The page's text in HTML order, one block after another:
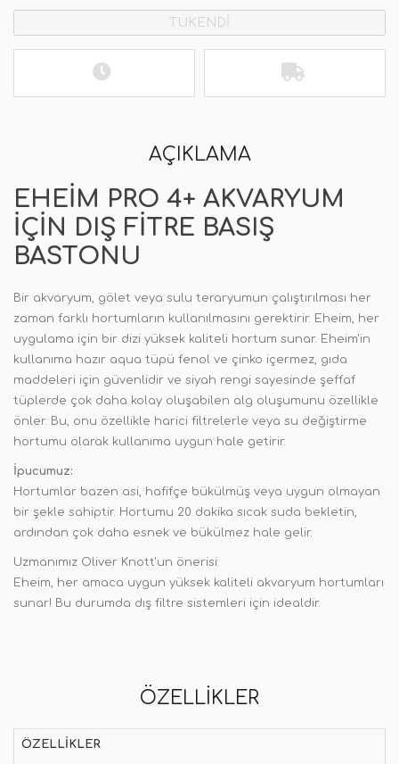
TÜKENDİ
AÇIKLAMA
EHEIM PRO 4+ AKVARYUM
IÇIN DIŞ FITRE BASIŞ
BASTONU
Bir akvaryum, gölet veya sulu teraryumun çalıştırılması her
zaman farklı hortumların kullanılmasını gerektirir. Eheim, her
uygulama için bir dizi yüksek kaliteli hortum sunar. Eheim'in
kullanıma hazır aqua tüpü fenol ve çinko içermez, gıda
maddeleri için güvenlidir ve siyah rengi sayesinde şeffaf
tüplerde çok daha kolay oluşabilen alg oluşumunu özellikle
önler. Bu, onu özellikle harici filtrelerle veya su değiştirme
hortumu olarak kullanıma uygun hale getirir.
İpucumuz:
Hortumlar bazen asi, hafifçe bükülmüş veya uygun olmayan
bir şekle sahiptir. Hortumu 20 dakika sıcak suda bekletin,
ardından çok daha esnek ve bükülmez hale gelir.
Uzmanımız Oliver Knott'un önerisi:
Eheim, her amaca uygun yüksek kaliteli akvaryum hortumları
sunar! Bu durumda dış filtre sistemleri için idealdir.
ÖZELLIKLER
ÖZELLIKLER